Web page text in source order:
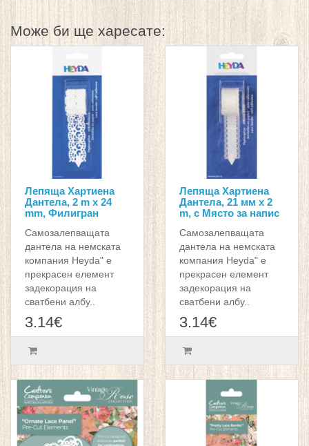
Може би ще харесате:
Лепяща Хартиена
Дантела, 2 m x 24
mm, Филигран
Самозалепващата
дантела на немската
компания Heyda" е
прекрасен елемент
задекорация на
сватбени албу..
3.14€
Лепяща Хартиена
Дантела, 21 мм x 2
m, с Място за напис
Самозалепващата
дантела на немската
компания Heyda" е
прекрасен елемент
задекорация на
сватбени албу..
3.14€